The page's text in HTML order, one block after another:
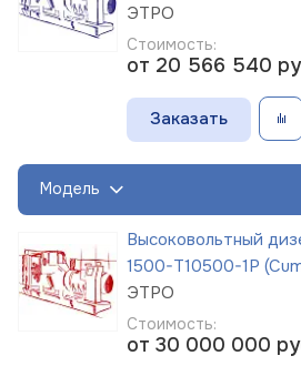
ЭТРО
Стоимость:
от 20 566 540
Заказать
Модель
Высоковольтный
1500-Т10500-1Р
ЭТРО
Стоимость:
от 30 000 000